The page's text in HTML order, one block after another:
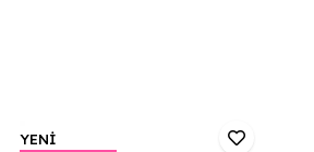
YENİ